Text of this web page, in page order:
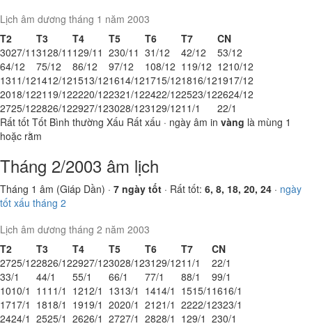
Lịch âm dương tháng 1 năm 2003
T2
T3 T4 T5 T6 T7
CN
3027/113128/11 129/11 230/11 31/12 42/12 53/12
64/12 75/12 86/12 97/12 108/12 119/12 1210/12
1311/121412/121513/121614/121715/121816/121917/12
2018/1221 19/122220/122321/122422/122523/122624/12
2725/122826/122927/123028/123129/121 1/1 22/1
Rất tốt Tốt Bình thường Xấu Rất xấu · ngày âm in vàng là mùng 1
hoặc rằm
Tháng 2/2003 âm lịch
Tháng 1 âm (Giáp Dần) · 7 ngày tốt · Rất tốt: 6, 8, 18, 20, 24 · ngày
tốt xấu tháng 2
Lịch âm dương tháng 2 năm 2003
T2
T3 T4 T5 T6 T7
CN
2725/122826/122927/123028/123129/121 1/1 22/1
33/1 44/1 55/1 66/1 77/1 88/1 99/1
1010/1 11 11/1 1212/1 1313/1 1414/1 1515/1 1616/1
1717/1 1818/1 1919/1 2020/1 2121/1 2222/12323/1
2424/1 2525/1 2626/1 2727/1 2828/1 129/1 230/1